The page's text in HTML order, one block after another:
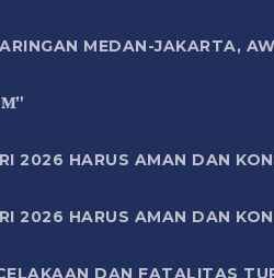
MEDAN-JAKARTA,
𝐌”
2026 HARUS AMAN DAN
2026 HARUS AMAN DAN
DAN FATALITAS